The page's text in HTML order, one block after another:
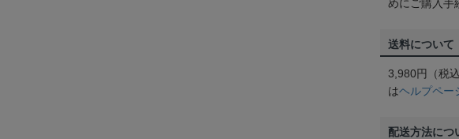
めにご購入手
送料について
3,980円（税
はヘルプペー
配送方法につ